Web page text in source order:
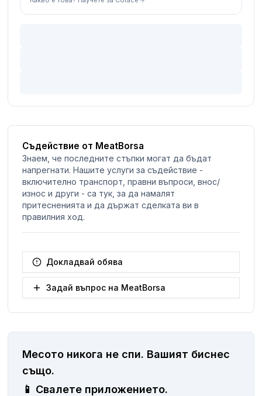
Съдействие от MeatBorsa
Знаем, че последните стъпки могат да бъдат
напрегнати. Нашите услуги за съдействие -
включително транспорт, правни въпроси, внос/
износ и други - са тук, за да намалят
притесненията и да държат сделката ви в
правилния ход.
Докладвай обява
Задай въпрос на MeatBorsa
Месото никога не спи. Вашият биснес
същo.
📱 Свалете приложението.